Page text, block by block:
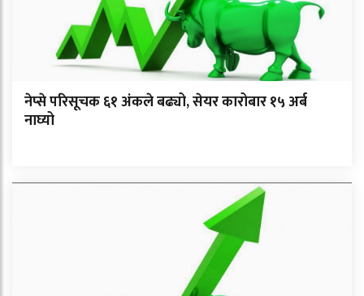
नेप्से परिसूचक ६१ अंकले बढ्यो, सेयर कारोबार १५ अर्ब
नाघ्यो